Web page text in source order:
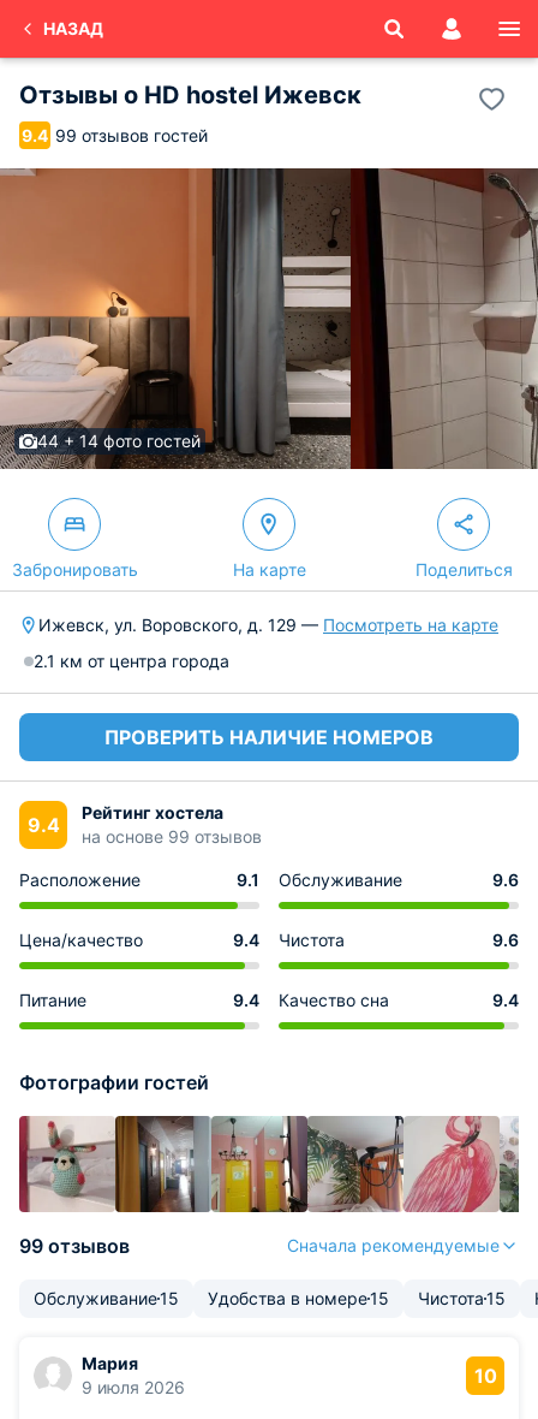
НАЗАД
Отзывы о HD hostel Ижевск
9.4 99 отзывов гостей
44 + 14 фото гостей
Забронировать На карте Поделиться
Ижевск, ул. Воровского, д. 129 — Посмотреть на карте
2.1 км от центра города
ПРОВЕРИТЬ НАЛИЧИЕ НОМЕРОВ
9.4
Рейтинг хостела
на основе 99 отзывов
Расположение 9.1 Обслуживание 9.6
Цена/качество 9.4 Чистота 9.6
Питание 9.4 Качество сна 9.4
Фотографии гостей
99 отзывов Сначала рекомендуемые
Обслуживание15 Удобства в номере15 Чистота15
Мария
9 июля 2026
10